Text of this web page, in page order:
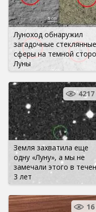
Луноход обнаружил
загадочные стеклянные
сферы на темной
Луны
Земля захватила еще
одну «Луну», а мы не
замечали этого в
3 лет
4217
16